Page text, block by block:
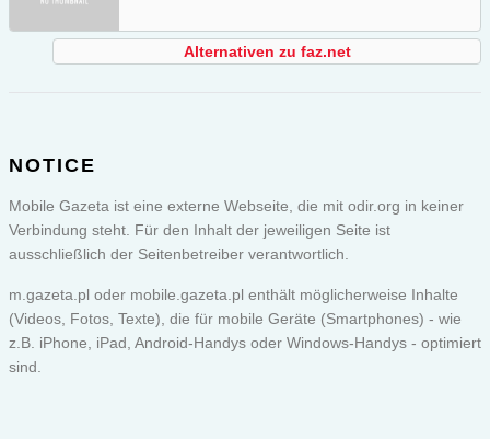
Alternativen zu faz.net
NOTICE
Mobile Gazeta ist eine externe Webseite, die mit odir.org in keiner
Verbindung steht. Für den Inhalt der jeweiligen Seite ist
ausschließlich der Seitenbetreiber verantwortlich.
m.gazeta.pl oder mobile.gazeta.pl enthält möglicherweise Inhalte
(Videos, Fotos, Texte), die für mobile Geräte (Smartphones) - wie
z.B. iPhone, iPad, Android-Handys oder Windows-Handys - optimiert
sind.